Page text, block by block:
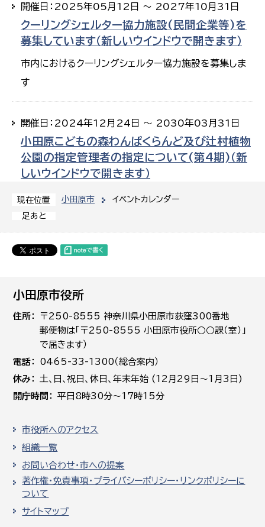
現在位置 小田原市
イベントカレンダー
足あと
開催日：2025年05月12日 ～ 2027年10月31日
クーリングシェルター協力施設(民間企業等)を
募集しています（新しいウインドウで開きます）
市内におけるクーリングシェルター協力施設を募集しま
す
開催日：2024年12月24日 ～ 2030年03月31日
小田原こどもの森わんぱくらんど及び辻村植物
公園の指定管理者の指定について(第4期)（新
しいウインドウで開きます）
小田原市役所
住所
〒250-8555 神奈川県小田原市荻窪300番地
郵便物は「〒250-8555 小田原市役所○○課（室）」
で届きます）
電話
0465-33-1300（総合案内）
休み
土､日､祝日、休日、年末年始 (12月29日～1月3日)
開庁時間
平日8時30分～17時15分
市役所へのアクセス
組織一覧
お問い合わせ・市への提案
著作権・免責事項・プライバシーポリシー・リンクポリシーに
ついて
サイトマップ